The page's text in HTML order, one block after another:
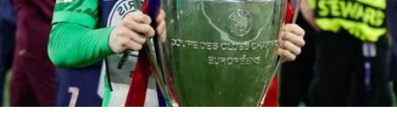
Legion-Media
Разборки никогда не закончатся.